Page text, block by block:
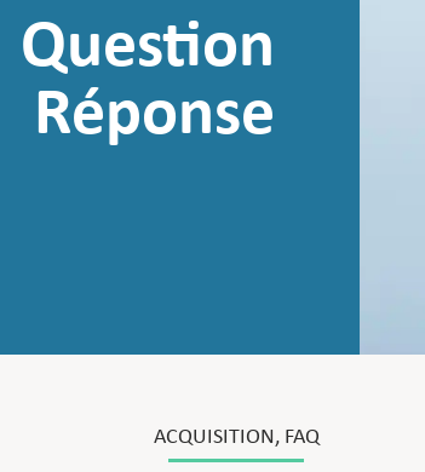
Question
Réponse
ACQUISITION, FAQ